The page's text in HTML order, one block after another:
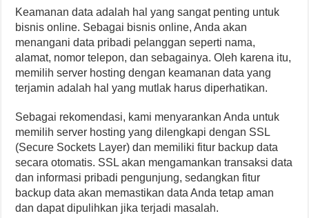
Keamanan data adalah hal yang sangat penting untuk
bisnis online. Sebagai bisnis online, Anda akan
menangani data pribadi pelanggan seperti nama,
alamat, nomor telepon, dan sebagainya. Oleh karena itu,
memilih server hosting dengan keamanan data yang
terjamin adalah hal yang mutlak harus diperhatikan.
Sebagai rekomendasi, kami menyarankan Anda untuk
memilih server hosting yang dilengkapi dengan SSL
(Secure Sockets Layer) dan memiliki fitur backup data
secara otomatis. SSL akan mengamankan transaksi data
dan informasi pribadi pengunjung, sedangkan fitur
backup data akan memastikan data Anda tetap aman
dan dapat dipulihkan jika terjadi masalah.